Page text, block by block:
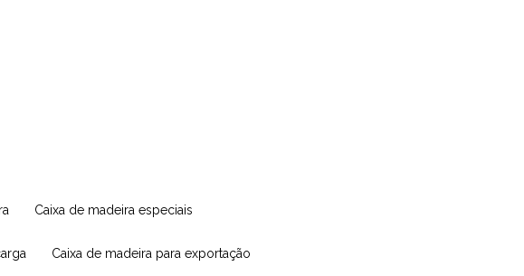
caixa de madeira especiais
caixa de madeira para exportação